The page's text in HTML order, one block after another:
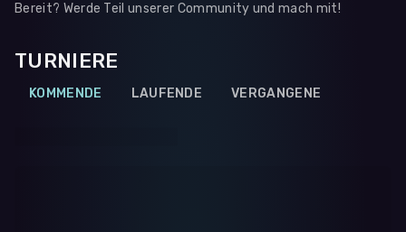
Bereit? Werde Teil unserer Community und mach mit!
TURNIERE
KOMMENDE LAUFENDE VERGANGENE